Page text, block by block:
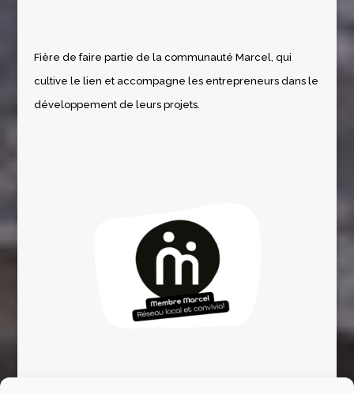
Fière de faire partie de la communauté Marcel, qui
cultive le lien et accompagne les entrepreneurs dans le
développement de leurs projets.